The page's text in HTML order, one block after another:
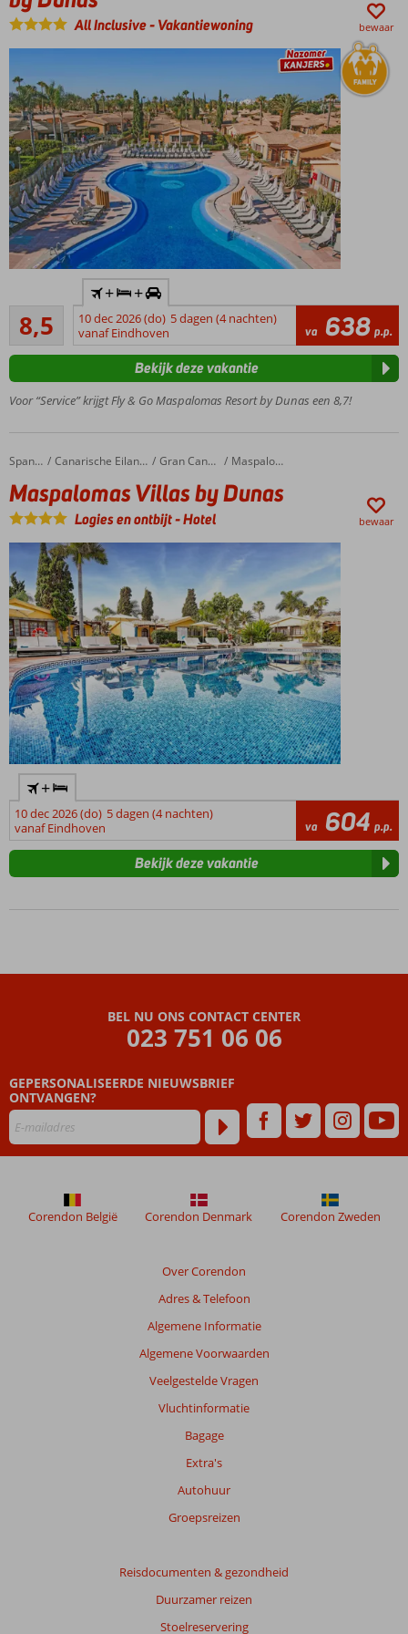
wel 6
personen
All
ook
mogelijk
All Inclusive-Vakantiewoning bewaar
kwaliteitsresort
met goede All
Inclusive
formule
speeltuin,
miniclub
Fijne 2- en 3-
kamerbungalows
Gratis
shuttleservice
naar het
strand
8,5
Aanrader
1398
beoordelingen
+ +
10 dec 2026 (do) 5 dagen (4 nachten)
vanaf Eindhoven
va 638 p.p.
Voor “Service” krijgt Fly & Go Maspalomas Resort by Dunas een 8,7!
Bekijk deze vakantie
Home Spanje Canarische Eilanden Gran Canaria Maspalomas
Maspalomas Villas by Dunas
Maspalomas Villas by Dunas
Logies en ontbijt-Hotel bewaar
+
10 dec 2026 (do) 5 dagen (4 nachten)
vanaf Eindhoven
va 604 p.p.
Bekijk deze vakantie
BEL NU ONS CONTACT CENTER
023 751 06 06
GEPERSONALISEERDE NIEUWSBRIEF
ONTVANGEN?
Over Corendon
Adres & Telefoon
Algemene Informatie
Algemene Voorwaarden
Veelgestelde Vragen
Vluchtinformatie
Bagage
Extra's
Autohuur
Groepsreizen
Reisdocumenten & gezondheid
Duurzamer reizen
Stoelreservering
Corendon België Corendon Denmark Corendon Zweden